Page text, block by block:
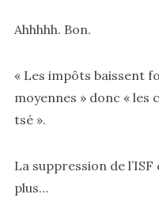
Ahhhhh. Bon.
« Les impôts baissent
moyennes » donc « les
tsé ».
La suppression de l’ISF
plus…